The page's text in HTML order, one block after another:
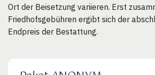
Ort der Beisetzung variieren. Erst
Friedhofsgebühren ergibt sich der
Endpreis der Bestattung.